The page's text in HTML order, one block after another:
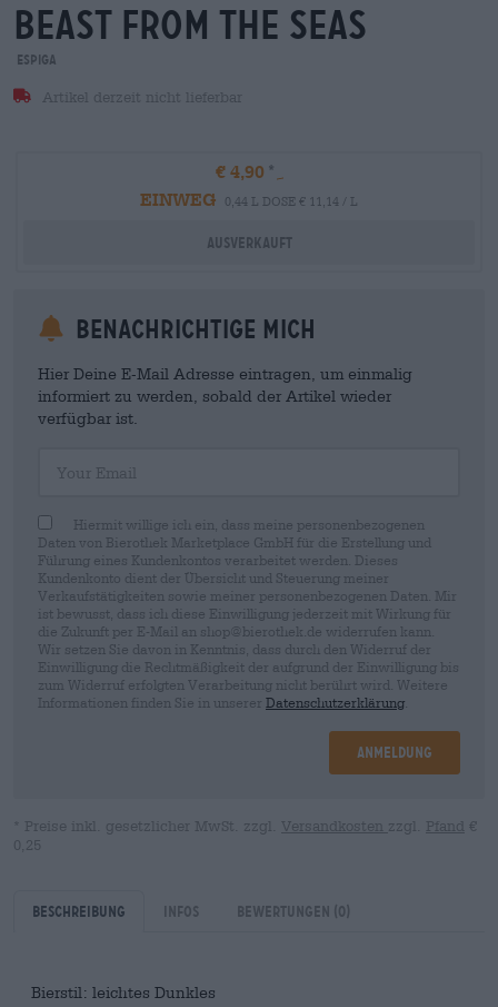
beast from the seas
Espiga
Artikel derzeit nicht lieferbar
€ 4,90
EINWEG
0,44 L DOSE € 11,14 / L
Ausverkauft
Benachrichtige mich
Hier Deine E-Mail Adresse eintragen, um einmalig
informiert zu werden, sobald der Artikel wieder
verfügbar ist.
Hiermit willige ich ein, dass meine personenbezogenen
Daten von Bierothek Marketplace GmbH für die Erstellung und
Führung eines Kundenkontos verarbeitet werden. Dieses
Kundenkonto dient der Übersicht und Steuerung meiner
Verkaufstätigkeiten sowie meiner personenbezogenen Daten. Mir
ist bewusst, dass ich diese Einwilligung jederzeit mit Wirkung für
die Zukunft per E-Mail an shop@bierothek.de widerrufen kann.
Wir setzen Sie davon in Kenntnis, dass durch den Widerruf der
Einwilligung die Rechtmäßigkeit der aufgrund der Einwilligung bis
zum Widerruf erfolgten Verarbeitung nicht berührt wird. Weitere
Informationen finden Sie in unserer Datenschutzerklärung
Anmeldung
* Preise inkl. gesetzlicher MwSt. zzgl. Versandkosten zzgl. Pfand €
0,25
Beschreibung Infos Bewertungen (0)
Bierstil: leichtes Dunkles